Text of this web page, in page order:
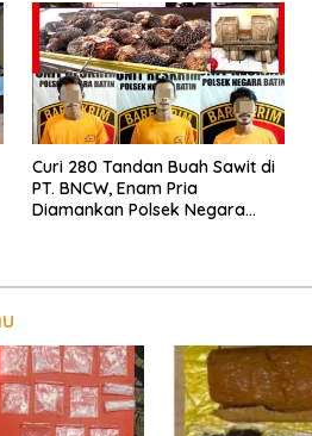
Curi 280 Tandan Buah Sawit di
PT. BNCW, Enam Pria
Diamankan Polsek Negara